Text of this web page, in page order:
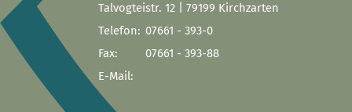
Talvogteistr. 12 | 79199 Kirchzarten
Telefon: 07661 - 393-0
Fax:
07661 - 393-88
E-Mail: